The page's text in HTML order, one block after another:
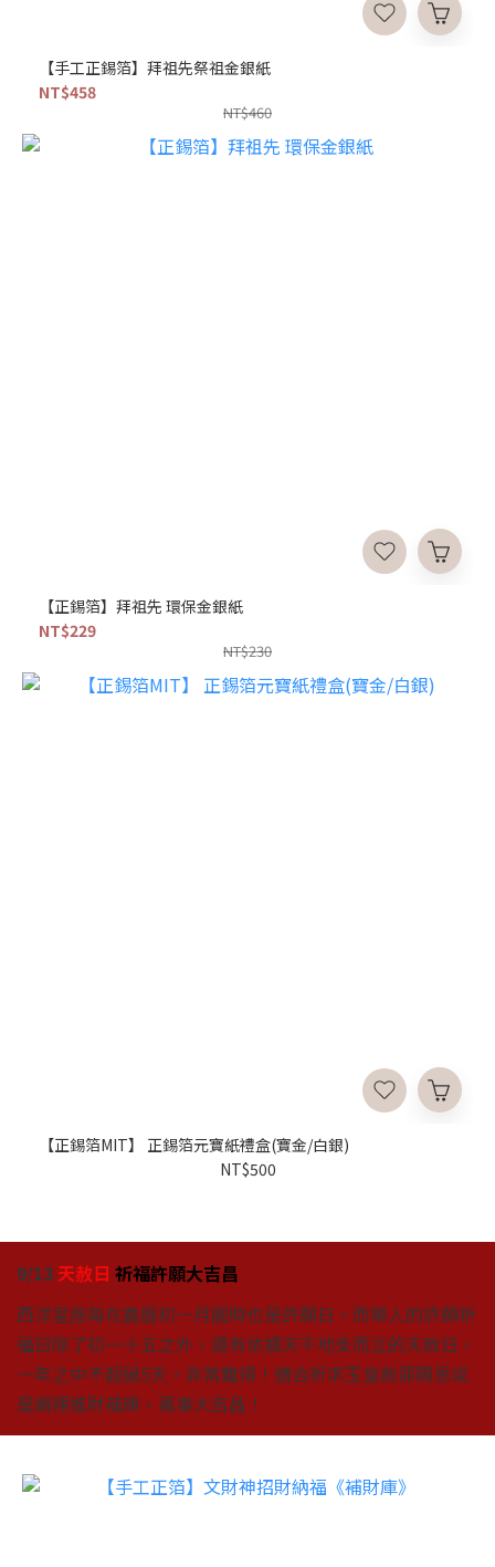
【手工正錫箔】拜祖先祭祖金銀紙
NT$458
NT$460
【正錫箔】拜祖先 環保金銀紙
NT$229
NT$230
【正錫箔MIT】 正錫箔元寶紙禮盒(寶金/白銀)
NT$500
9/13 天赦日 祈福許願大吉昌
西洋星座每在農曆初一月圓時也是許願日，而華人的許願祈
福日除了初一十五之外，還有依據天干地支而立的天赦日，
一年之中不超過5天，非常難得！適合祈求玉皇赦罪開恩或
是廟裡進財補庫，萬事大吉昌！